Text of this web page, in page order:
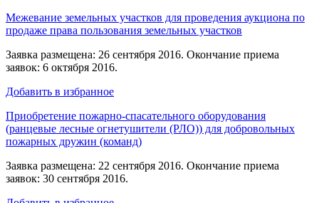
Межевание земельных участков для проведения аукциона по
продаже права пользования земельных участков
Заявка размещена: 26 сентября 2016. Окончание приема
заявок: 6 октября 2016.
Добавить в избранное
Приобретение пожарно-спасательного оборудования
(ранцевые лесные огнетушители (РЛО)) для добровольных
пожарных дружин (команд)
Заявка размещена: 22 сентября 2016. Окончание приема
заявок: 30 сентября 2016.